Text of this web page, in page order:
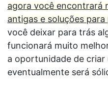
agora você encontrará
antigas e soluções
você deixar para trás
funcionará muito
a oportunidade de
eventualmente será